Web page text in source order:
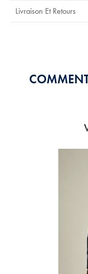
Livraison Et Retours